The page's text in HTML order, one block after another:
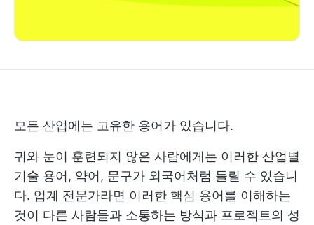
모든 산업에는 고유한 용어가 있습니다.
귀와 눈이 훈련되지 않은 사람에게는 이러한 산업별
기술 용어, 약어, 문구가 외국어처럼 들릴 수 있습니
다. 업계 전문가라면 이러한 핵심 용어를 이해하는
것이 다른 사람들과 소통하는 방식과 프로젝트의 성